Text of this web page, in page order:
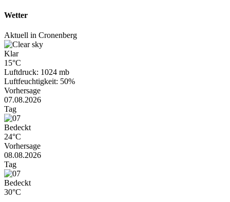
Wetter
Aktuell in Cronenberg
Klar
15°C
Luftdruck: 1024 mb
Luftfeuchtigkeit: 50%
Vorhersage
07.08.2026
Tag
Bedeckt
24°C
Vorhersage
08.08.2026
Tag
Bedeckt
30°C